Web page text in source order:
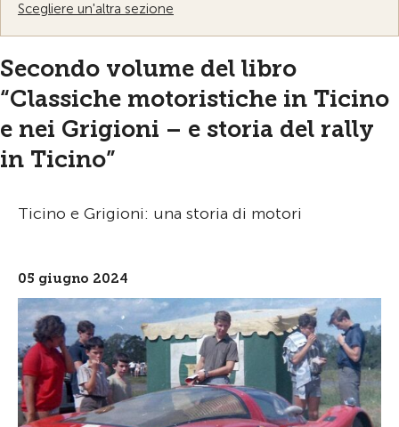
Scegliere un'altra sezione
Secondo volume del libro
“Classiche motoristiche in Ticino
e nei Grigioni – e storia del rally
in Ticino”
Ticino e Grigioni: una storia di motori
05 giugno 2024